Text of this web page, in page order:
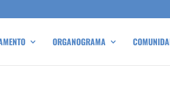
ORGANOGRAMA